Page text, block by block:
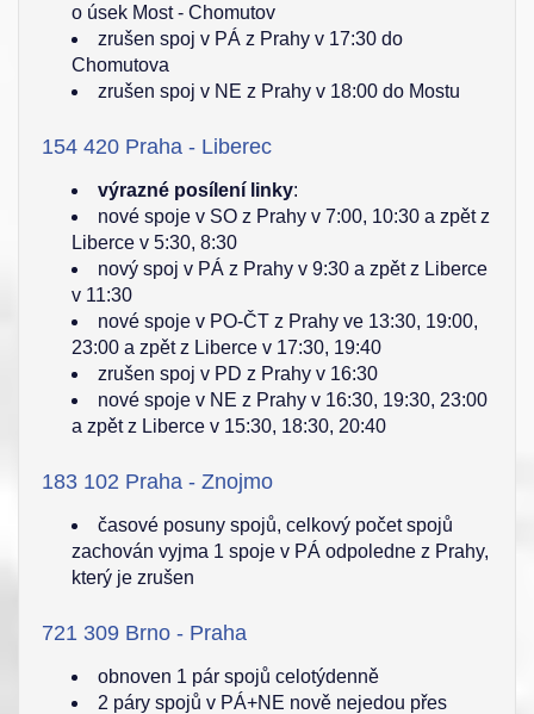
o úsek Most - Chomutov
zrušen spoj v PÁ z Prahy v 17:30 do
Chomutova
zrušen spoj v NE z Prahy v 18:00 do Mostu
154 420 Praha - Liberec
výrazné posílení linky:
nové spoje v SO z Prahy v 7:00, 10:30 a zpět z
Liberce v 5:30, 8:30
nový spoj v PÁ z Prahy v 9:30 a zpět z Liberce
v 11:30
nové spoje v PO-ČT z Prahy ve 13:30, 19:00,
23:00 a zpět z Liberce v 17:30, 19:40
zrušen spoj v PD z Prahy v 16:30
nové spoje v NE z Prahy v 16:30, 19:30, 23:00
a zpět z Liberce v 15:30, 18:30, 20:40
183 102 Praha - Znojmo
časové posuny spojů, celkový počet spojů
zachován vyjma 1 spoje v PÁ odpoledne z Prahy,
který je zrušen
721 309 Brno - Praha
obnoven 1 pár spojů celotýdenně
2 páry spojů v PÁ+NE nově nejedou přes